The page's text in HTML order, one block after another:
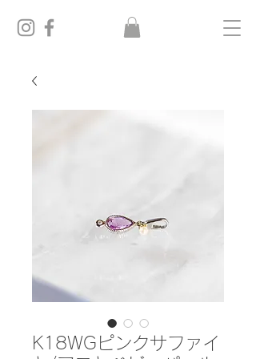
K18WGピンクサファイ